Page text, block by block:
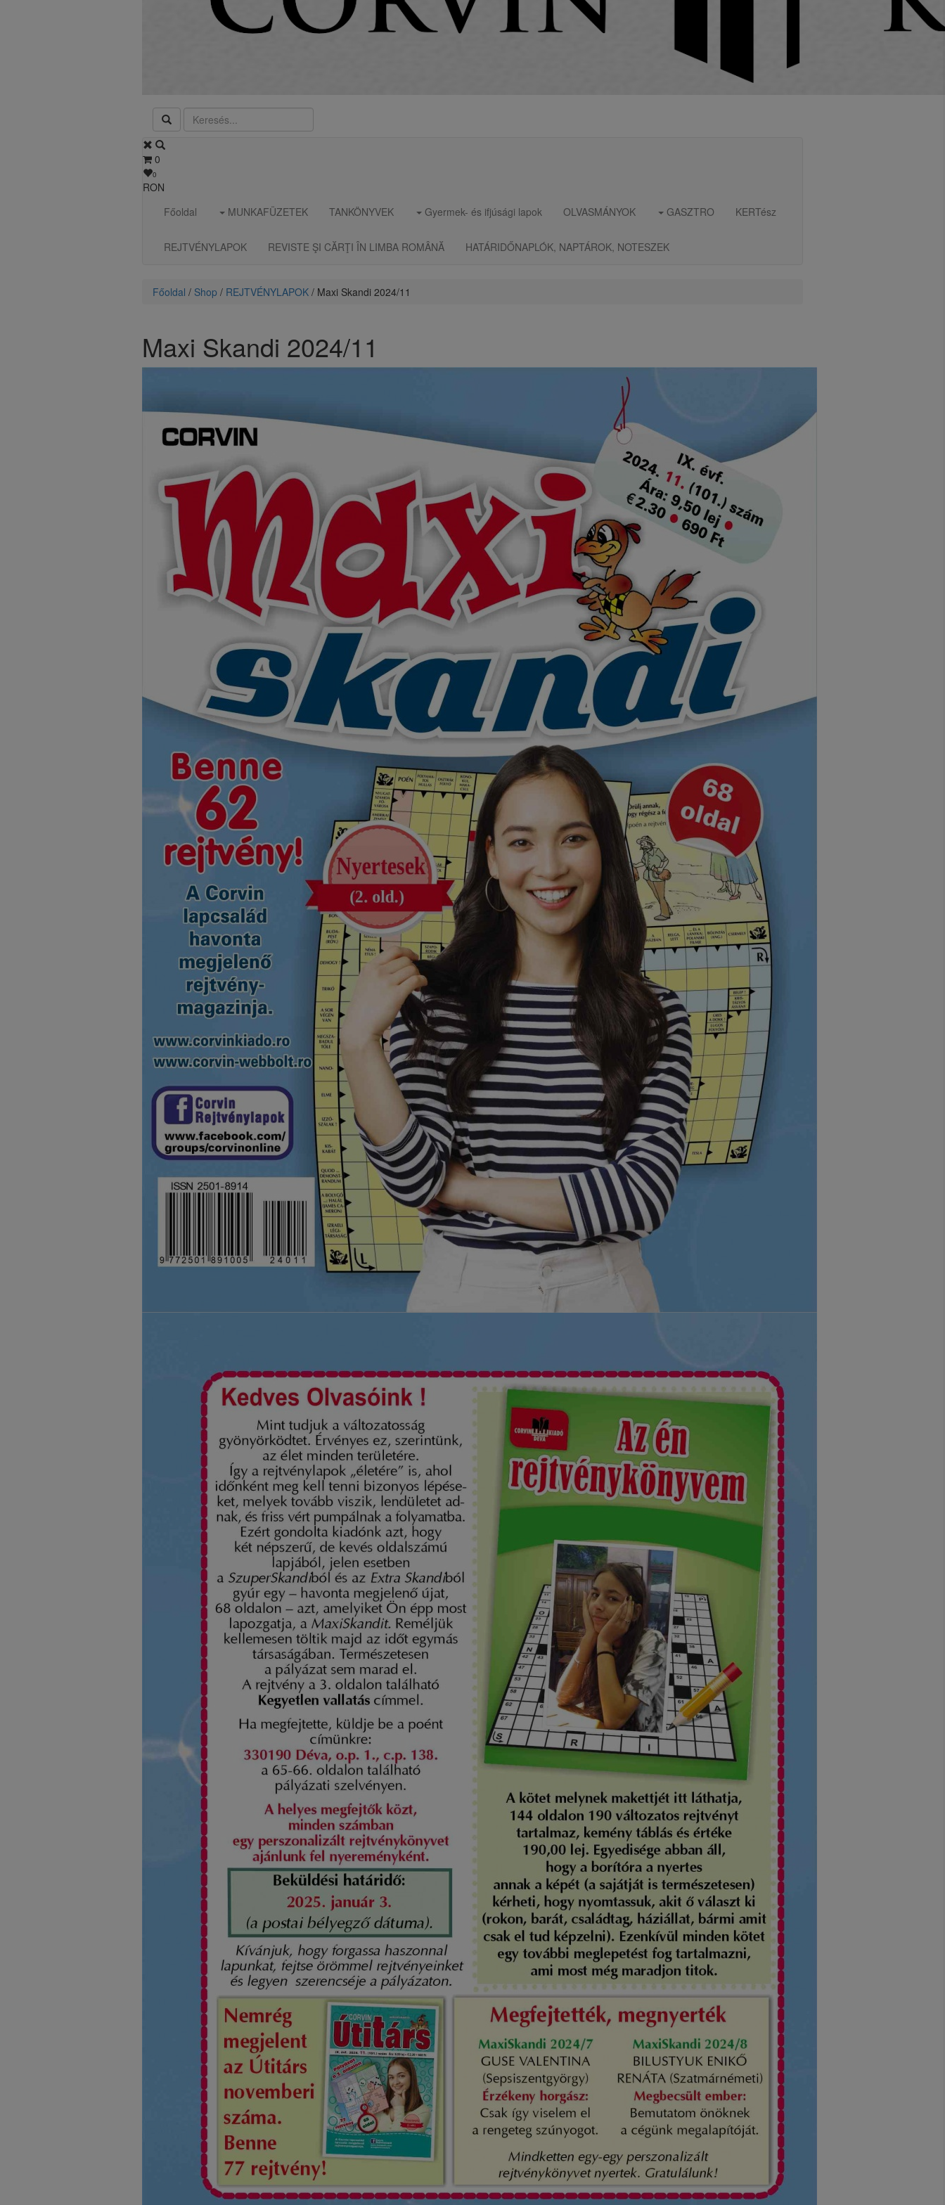
0
0
RON
Főoldal
MUNKAFÜZETEK TANKÖNYVEK Gyermek- és ifjúsági lapok OLVASMÁNYOK GASZTRO KERTész
REJTVÉNYLAPOK REVISTE ŞI CĂRŢI ÎN LIMBA ROMÂNĂ HATÁRIDŐNAPLÓK, NAPTÁROK, NOTESZEK
Főoldal / Shop / REJTVÉNYLAPOK / Maxi Skandi 2024/11
Maxi Skandi 2024/11